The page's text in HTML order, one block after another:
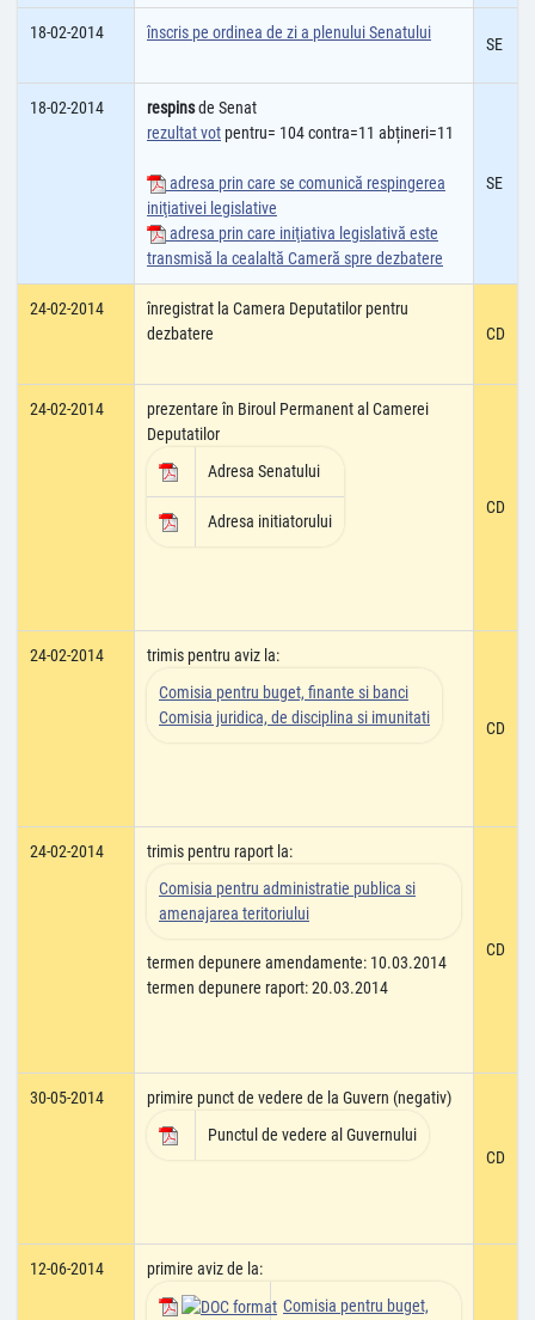
18-02-2014 înscris pe ordinea de zi a plenului Senatului
SE
18-02-2014 respinsde Senat
rezultat vot pentru= 104 contra=11 abțineri=11
adresa prin care se comunică respingerea
iniţiativei legislative
adresa prin care iniţiativa legislativă este
transmisă la cealaltă Cameră spre dezbatere
SE
24-02-2014
înregistrat la Camera Deputatilor pentru
dezbatere
CD
24-02-2014
prezentare în Biroul Permanent al Camerei
Deputatilor
Adresa Senatului
Adresa initiatorului
CD
24-02-2014
trimis pentru aviz la:
Comisia pentru buget, finante si banci
Comisia juridica, de disciplina si imunitati
CD
24-02-2014
trimis pentru raport la:
Comisia pentru administratie publica si
amenajarea teritoriului
termen depunere amendamente: 10.03.2014
termen depunere raport: 20.03.2014
CD
30-05-2014
primire punct de vedere de la Guvern (negativ)
Punctul de vedere al Guvernului
CD
12-06-2014
primire aviz de la:
Comisia pentru buget,